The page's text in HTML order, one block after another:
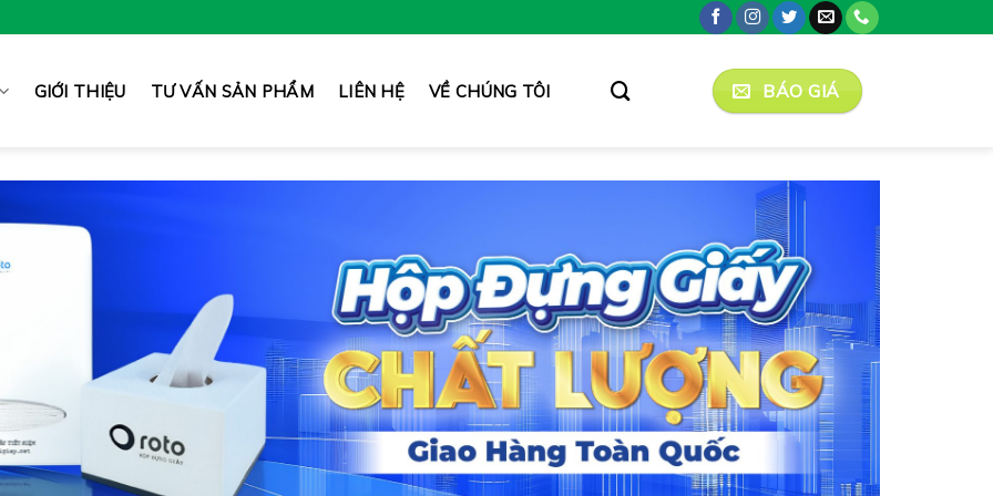
GIỚI THIỆU TƯ VẤN SẢN PHẨM LIÊN HỆ VỀ CHÚNG TÔI BÁO GIÁ